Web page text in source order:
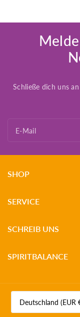
Schließe dich uns
E-Mail
SHOP
SERVICE
SCHREIB UNS
SPIRITBALANCE
Deutschland (EUR